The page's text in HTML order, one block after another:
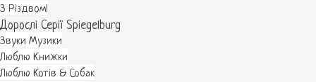
З Різдвом!
Дорослі Серії Spiegelburg
Звуки Музики
Люблю Книжки
Люблю Котів & Собак